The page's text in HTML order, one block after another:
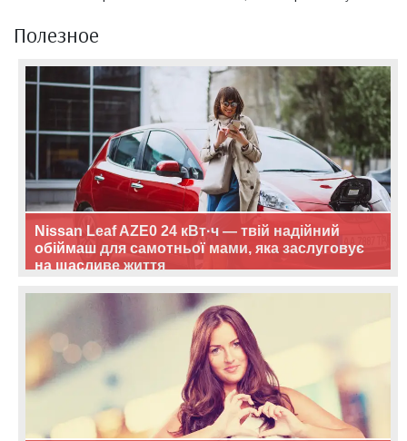
Полезное
Nissan Leaf AZE0 24 кВт·ч — твій надійний
обіймаш для самотньої мами, яка заслуговує
на щасливе життя